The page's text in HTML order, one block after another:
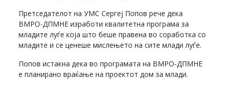
Претседателот на УМС Сергеј Попов рече дека
ВМРО-ДПМНЕ изработи квалитетна програма за
младите луѓе која што беше правена во соработка со
младите и се ценеше мислењето на сите млади луѓе.
Попов истакна дека во програмата на ВМРО-ДПМНЕ
е планирано враќање на проектот дом за млади.